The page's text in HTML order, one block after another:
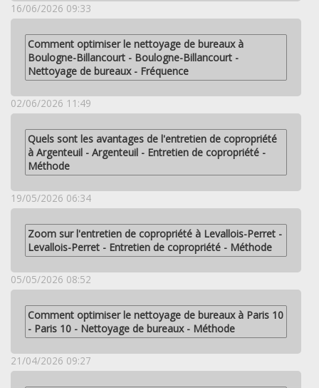
16/06/2026 09:33
Comment optimiser le nettoyage de bureaux à
Boulogne-Billancourt - Boulogne-Billancourt -
Nettoyage de bureaux - Fréquence
02/06/2026 11:49
Quels sont les avantages de l'entretien de copropriété
à Argenteuil - Argenteuil - Entretien de copropriété -
Méthode
19/05/2026 06:34
Zoom sur l'entretien de copropriété à Levallois-Perret -
Levallois-Perret - Entretien de copropriété - Méthode
05/05/2026 08:52
Comment optimiser le nettoyage de bureaux à Paris 10
- Paris 10 - Nettoyage de bureaux - Méthode
21/04/2026 09:27